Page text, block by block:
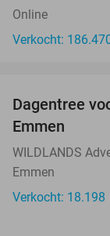
Online
Verkocht:
Dagentree
Emmen
WILDLANDS
Emmen
Verkocht: 18.198